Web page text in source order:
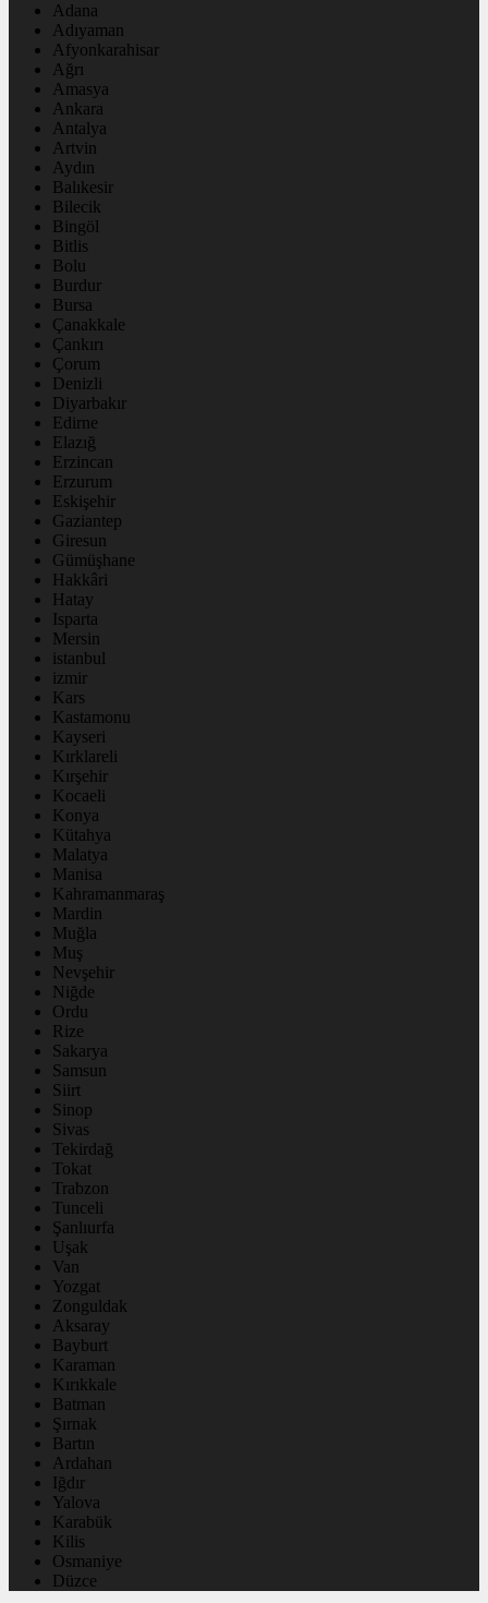
Adana
Adıyaman
Afyonkarahisar
Ağrı
Amasya
Ankara
Antalya
Artvin
Aydın
Balıkesir
Bilecik
Bingöl
Bitlis
Bolu
Burdur
Bursa
Çanakkale
Çankırı
Çorum
Denizli
Diyarbakır
Edirne
Elazığ
Erzincan
Erzurum
Eskişehir
Gaziantep
Giresun
Gümüşhane
Hakkâri
Hatay
Isparta
Mersin
istanbul
izmir
Kars
Kastamonu
Kayseri
Kırklareli
Kırşehir
Kocaeli
Konya
Kütahya
Malatya
Manisa
Kahramanmaraş
Mardin
Muğla
Muş
Nevşehir
Niğde
Ordu
Rize
Sakarya
Samsun
Siirt
Sinop
Sivas
Tekirdağ
Tokat
Trabzon
Tunceli
Şanlıurfa
Uşak
Van
Yozgat
Zonguldak
Aksaray
Bayburt
Karaman
Kırıkkale
Batman
Şırnak
Bartın
Ardahan
Iğdır
Yalova
Karabük
Kilis
Osmaniye
Düzce